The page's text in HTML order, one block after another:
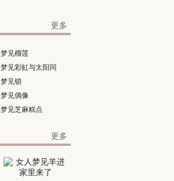
更多
梦见榴莲
梦见彩虹与太阳同
时出现
梦见锁
梦见偶像
梦见芝麻糕点
更多